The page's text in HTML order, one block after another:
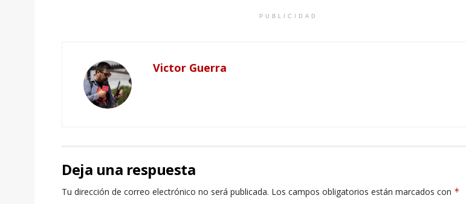
PUBLICIDAD
Victor Guerra
Deja una respuesta
Tu dirección de correo electrónico no será publicada. Los campos obligatorios están marcados con *